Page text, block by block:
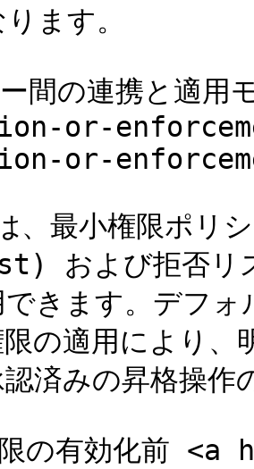
ます。
間の連携と適
or-
or-
、最小権限ポリ
および拒否リ
きます。デフ
の適用により
済みの昇格操作
限の有効化前